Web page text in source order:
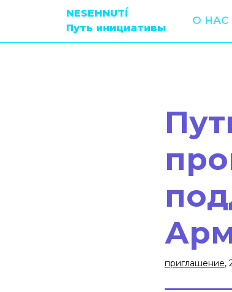
NESEHNUTÍ
Путь инициативы
О НАС
приглашение,